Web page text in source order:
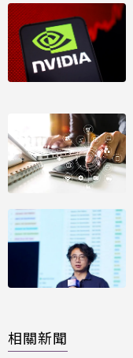
相關新聞